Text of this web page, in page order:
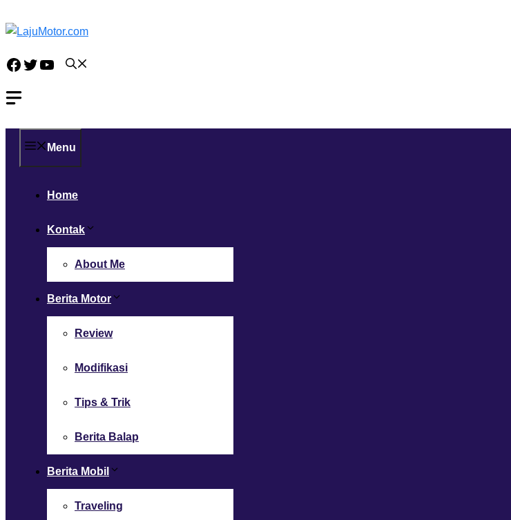
ke
Facebook
Twitter
YouTube
Menu
Home
Kontak
About Me
Berita Motor
Review
Modifikasi
Tips & Trik
Berita Balap
Berita Mobil
Traveling